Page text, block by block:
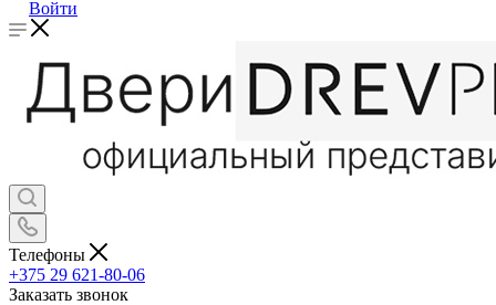
Войти
Телефоны
+375 29 621-80-06
Заказать звонок